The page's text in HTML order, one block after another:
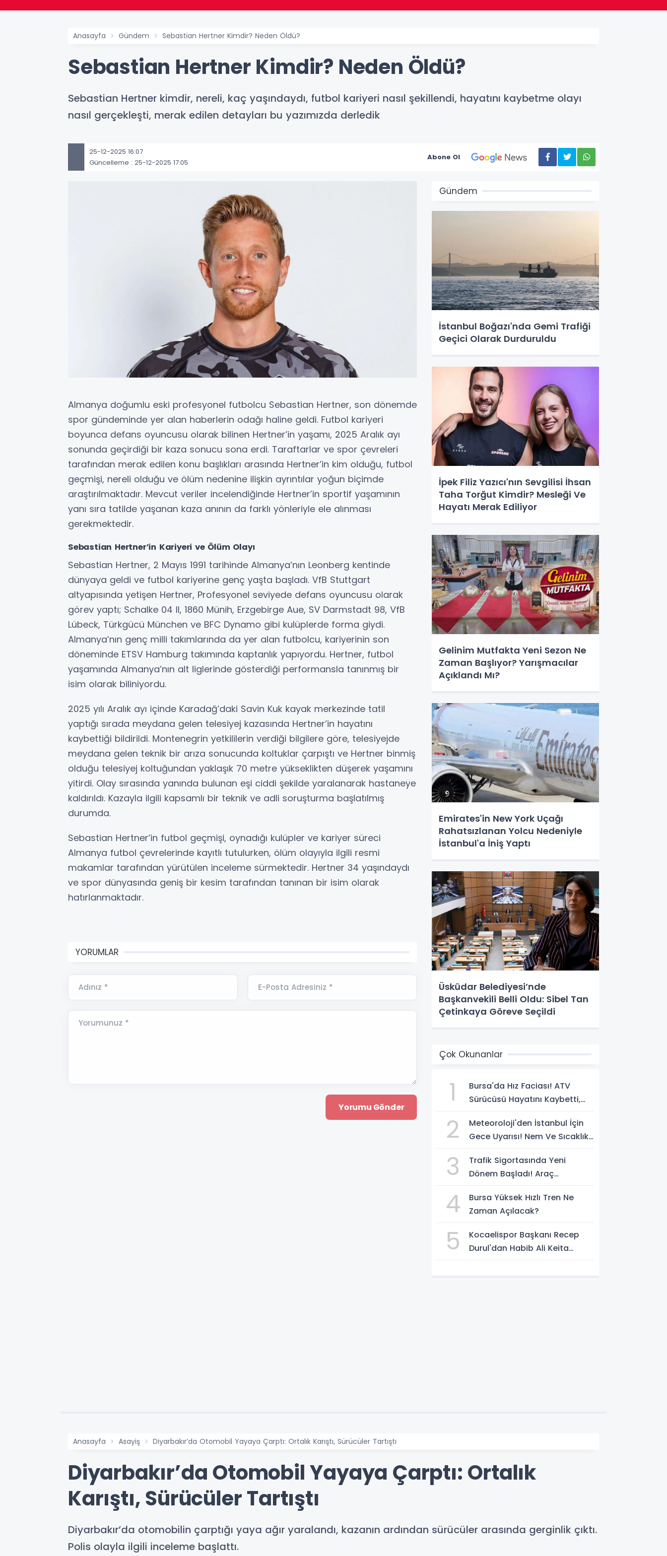
Anasayfa Gündem Sebastian Hertner Kimdir? Neden Öldü?
Sebastian Hertner Kimdir? Neden Öldü?
Sebastian Hertner kimdir, nereli, kaç yaşındaydı, futbol kariyeri nasıl şekillendi, hayatını kaybetme olayı
nasıl gerçekleşti, merak edilen detayları bu yazımızda derledik
25-12-2025 16:07
Güncelleme : 25-12-2025 17:05
Abone Ol
Almanya doğumlu eski profesyonel futbolcu Sebastian Hertner, son dönemde
spor gündeminde yer alan haberlerin odağı haline geldi. Futbol kariyeri
boyunca defans oyuncusu olarak bilinen Hertner’in yaşamı, 2025 Aralık ayı
sonunda geçirdiği bir kaza sonucu sona erdi. Taraftarlar ve spor çevreleri
tarafından merak edilen konu başlıkları arasında Hertner’in kim olduğu, futbol
geçmişi, nereli olduğu ve ölüm nedenine ilişkin ayrıntılar yoğun biçimde
araştırılmaktadır. Mevcut veriler incelendiğinde Hertner’in sportif yaşamının
yanı sıra tatilde yaşanan kaza anının da farklı yönleriyle ele alınması
gerekmektedir.
Sebastian Hertner’in Kariyeri ve Ölüm Olayı
Sebastian Hertner, 2 Mayıs 1991 tarihinde Almanya’nın Leonberg kentinde
dünyaya geldi ve futbol kariyerine genç yaşta başladı. VfB Stuttgart
altyapısında yetişen Hertner, Profesyonel seviyede defans oyuncusu olarak
görev yaptı; Schalke 04 II, 1860 Münih, Erzgebirge Aue, SV Darmstadt 98, VfB
Lübeck, Türkgücü München ve BFC Dynamo gibi kulüplerde forma giydi.
Almanya’nın genç milli takımlarında da yer alan futbolcu, kariyerinin son
döneminde ETSV Hamburg takımında kaptanlık yapıyordu. Hertner, futbol
yaşamında Almanya’nın alt liglerinde gösterdiği performansla tanınmış bir
isim olarak biliniyordu.
2025 yılı Aralık ayı içinde Karadağ’daki Savin Kuk kayak merkezinde tatil
yaptığı sırada meydana gelen telesiyej kazasında Hertner’in hayatını
kaybettiği bildirildi. Montenegrin yetkililerin verdiği bilgilere göre, telesiyejde
meydana gelen teknik bir arıza sonucunda koltuklar çarpıştı ve Hertner binmiş
olduğu telesiyej koltuğundan yaklaşık 70 metre yükseklikten düşerek yaşamını
yitirdi. Olay sırasında yanında bulunan eşi ciddi şekilde yaralanarak hastaneye
kaldırıldı. Kazayla ilgili kapsamlı bir teknik ve adli soruşturma başlatılmış
durumda.
Sebastian Hertner’in futbol geçmişi, oynadığı kulüpler ve kariyer süreci
Almanya futbol çevrelerinde kayıtlı tutulurken, ölüm olayıyla ilgili resmi
makamlar tarafından yürütülen inceleme sürmektedir. Hertner 34 yaşındaydı
ve spor dünyasında geniş bir kesim tarafından tanınan bir isim olarak
hatırlanmaktadır.
YORUMLAR
Adınız * E-Posta Adresiniz *
Yorumunuz *
Gündem
İstanbul Boğazı'nda Gemi Trafiği
Geçici Olarak Durduruldu
İpek Filiz Yazıcı'nın Sevgilisi İhsan
Taha Torğut Kimdir? Mesleği Ve
Hayatı Merak Ediliyor
Gelinim Mutfakta Yeni Sezon Ne
Zaman Başlıyor? Yarışmacılar
Açıklandı Mı?
Emirates'in New York Uçağı
Rahatsızlanan Yolcu Nedeniyle
İstanbul'a İniş Yaptı
Üsküdar Belediyesi’nde
Başkanvekili Belli Oldu: Sibel Tan
Çetinkaya Göreve Seçildi
Çok Okunanlar
1
Bursa'da Hız Faciası! ATV
Sürücüsü Hayatını Kaybetti,
2
Meteoroloji'den İstanbul İçin
Gece Uyarısı! Nem Ve Sıcaklık
3
Trafik Sigortasında Yeni
Dönem Başladı! Araç
Değişiklikler Belli Oldu
4
Bursa Yüksek Hızlı Tren Ne
Zaman Açılacak?
5
Kocaelispor Başkanı Recep
Durul'dan Habib Ali Keita
Anasayfa Asayiş Diyarbakır’da Otomobil Yayaya Çarptı: Ortalık Karıştı, Sürücüler Tartıştı
Diyarbakır’da Otomobil Yayaya Çarptı: Ortalık
Karıştı, Sürücüler Tartıştı
Diyarbakır’da otomobilin çarptığı yaya ağır yaralandı, kazanın ardından sürücüler arasında gerginlik çıktı.
Polis olayla ilgili inceleme başlattı.